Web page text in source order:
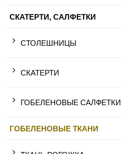
СКАТЕРТИ, САЛФЕТКИ
СТОЛЕШНИЦЫ
СКАТЕРТИ
ГОБЕЛЕНОВЫЕ САЛФЕТКИ
ГОБЕЛЕНОВЫЕ ТКАНИ